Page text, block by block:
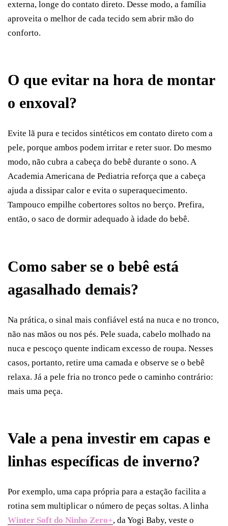
externa, longe do contato direto. Desse modo, a família
aproveita o melhor de cada tecido sem abrir mão do
conforto.
O que evitar na hora de montar
o enxoval?
Evite lã pura e tecidos sintéticos em contato direto com a
pele, porque ambos podem irritar e reter suor. Do mesmo
modo, não cubra a cabeça do bebê durante o sono. A
Academia Americana de Pediatria reforça que a cabeça
ajuda a dissipar calor e evita o superaquecimento.
Tampouco empilhe cobertores soltos no berço. Prefira,
então, o saco de dormir adequado à idade do bebê.
Como saber se o bebê está
agasalhado demais?
Na prática, o sinal mais confiável está na nuca e no tronco,
não nas mãos ou nos pés. Pele suada, cabelo molhado na
nuca e pescoço quente indicam excesso de roupa. Nesses
casos, portanto, retire uma camada e observe se o bebê
relaxa. Já a pele fria no tronco pede o caminho contrário:
mais uma peça.
Vale a pena investir em capas e
linhas específicas de inverno?
Por exemplo, uma capa própria para a estação facilita a
rotina sem multiplicar o número de peças soltas. A linha
Winter Soft do Ninho Zero+, da Yogi Baby, veste o